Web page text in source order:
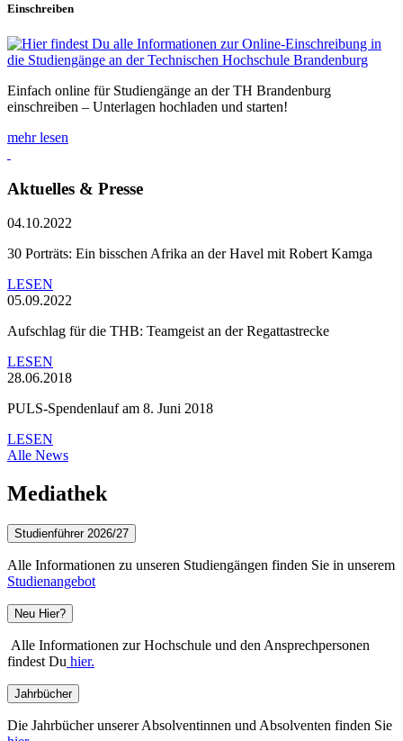
Einschreiben
Einfach online für Studiengänge an der TH Brandenburg
einschreiben – Unterlagen hochladen und starten!
mehr lesen
Aktuelles & Presse
04.10.2022
30 Porträts: Ein bisschen Afrika an der Havel mit Robert Kamga
LESEN
05.09.2022
Aufschlag für die THB: Teamgeist an der Regattastrecke
LESEN
28.06.2018
PULS-Spendenlauf am 8. Juni 2018
LESEN
Alle News
Mediathek
Studienführer 2026/27
Alle Informationen zu unseren Studiengängen finden Sie in unserem
Studienangebot
Neu Hier?
Alle Informationen zur Hochschule und den Ansprechpersonen
findest Du hier.
Jahrbücher
Die Jahrbücher unserer Absolventinnen und Absolventen finden Sie